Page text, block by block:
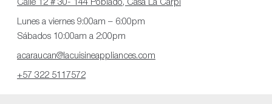
Calle 12 # 30- 144 Poblado, Casa La Carpi
Lunes a viernes 9:00am – 6:00pm
Sábados 10:00am a 2:00pm
acaraucan@lacuisineappliances.com
+57 322 5117572